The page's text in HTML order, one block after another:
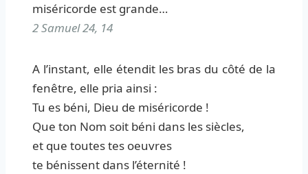
miséricorde est grande…
2 Samuel 24, 14
A l’instant, elle étendit les bras du côté de la
fenêtre, elle pria ainsi :
Tu es béni, Dieu de miséricorde !
Que ton Nom soit béni dans les siècles,
et que toutes tes oeuvres
te bénissent dans l’éternité !